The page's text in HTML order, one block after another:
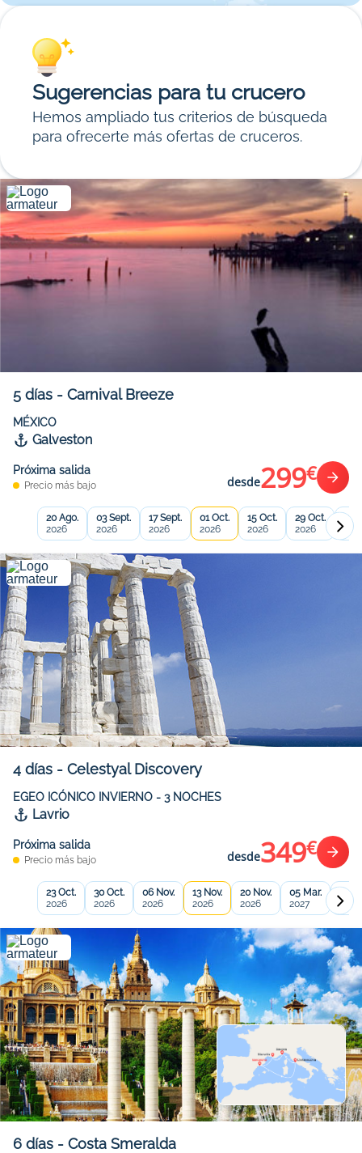
Sugerencias para tu crucero
Hemos ampliado tus criterios de búsqueda
para ofrecerte más ofertas de cruceros.
5 días - Carnival Breeze
MÉXICO
Galveston
Próxima salida
Precio más bajo desde299€
20 Ago.
2026
03 Sept.
2026
17 Sept.
2026
01 Oct.
2026
15 Oct.
2026
29 Oct.
2026
12
4 días - Celestyal Discovery
EGEO ICÓNICO INVIERNO - 3 NOCHES
Lavrio
Próxima salida
Precio más bajo desde349€
23 Oct.
2026
30 Oct.
2026
06 Nov.
2026
13 Nov.
2026
20 Nov.
2026
05 Mar.
2027
12
2027
6 días - Costa Smeralda